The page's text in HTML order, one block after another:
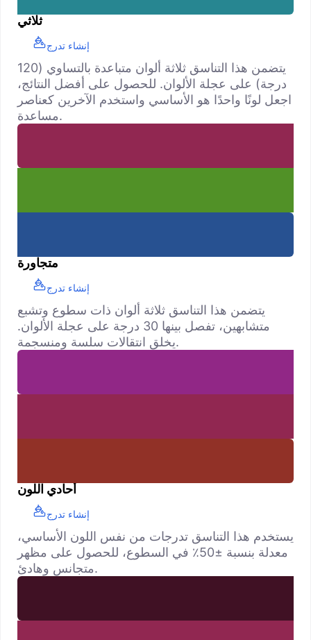
ثلاثي
إنشاء تدرج
يتضمن هذا التناسق ثلاثة ألوان متباعدة بالتساوي (120
درجة) على عجلة الألوان. للحصول على أفضل النتائج،
اجعل لونًا واحدًا هو الأساسي واستخدم الآخرين كعناصر
مساعدة.
متجاورة
إنشاء تدرج
يتضمن هذا التناسق ثلاثة ألوان ذات سطوع وتشبع
متشابهين، تفصل بينها 30 درجة على عجلة الألوان.
يخلق انتقالات سلسة ومنسجمة.
أحادي اللون
إنشاء تدرج
يستخدم هذا التناسق تدرجات من نفس اللون الأساسي،
معدلة بنسبة ±50٪ في السطوع، للحصول على مظهر
متجانس وهادئ.